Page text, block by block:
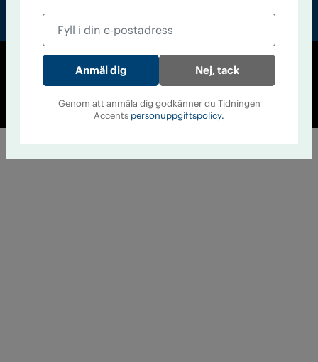
© Tidningen Accent 2026Nej, tack
Genom att anmäla dig godkänner du Tidningen
Accents personuppgiftspolicy.